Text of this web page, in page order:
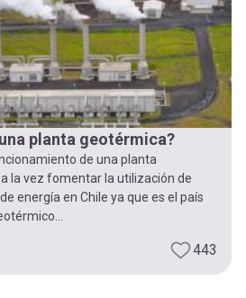
planta geotérmica?
de una planta
la vez fomentar la utilización de
energía en Chile ya que es el país
443